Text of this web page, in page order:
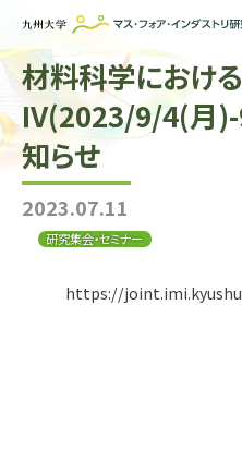
ホーム
IMIについて
組織・所員
研究活動
出版物一覧
材料科学におけ
IV(2023/9/4(月
知らせ
2023.07.11
研究集会・セミナー
https://